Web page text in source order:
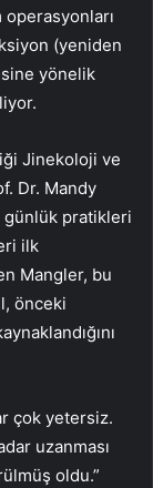
(yeniden
yönelik
Jinekoloji ve
Dr. Mandy
günlük pratikleri
ilk
Mangler, bu
önceki
çok yetersiz.
uzanması
oldu.”